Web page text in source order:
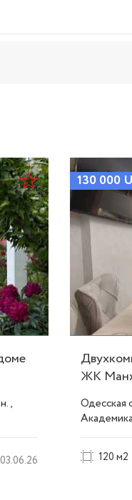
03.06.26
130 000
ЖК
Одесская
120 м2